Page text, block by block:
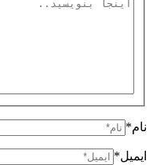
نام*
ایمیل*